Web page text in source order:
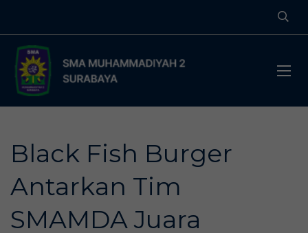
Black Fish Burger
Antarkan Tim
SMAMDA Juara